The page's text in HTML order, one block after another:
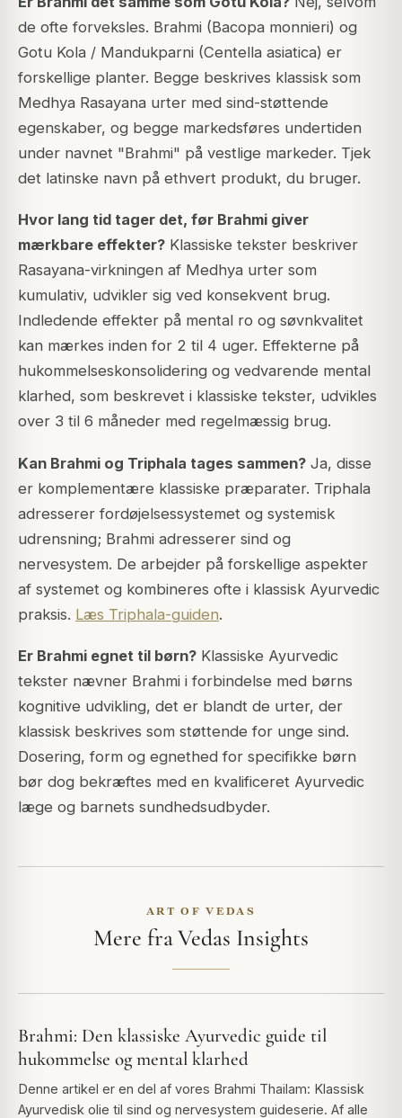
de ofte forveksles. Brahmi (Bacopa monnieri) og
Gotu Kola / Mandukparni (Centella asiatica) er
forskellige planter. Begge beskrives klassisk som
Medhya Rasayana urter med sind-støttende
egenskaber, og begge markedsføres undertiden
under navnet "Brahmi" på vestlige markeder. Tjek
det latinske navn på ethvert produkt, du bruger.
Hvor lang tid tager det, før Brahmi giver
mærkbare effekter? Klassiske tekster beskriver
Rasayana-virkningen af Medhya urter som
kumulativ, udvikler sig ved konsekvent brug.
Indledende effekter på mental ro og søvnkvalitet
kan mærkes inden for 2 til 4 uger. Effekterne på
hukommelseskonsolidering og vedvarende mental
klarhed, som beskrevet i klassiske tekster, udvikles
over 3 til 6 måneder med regelmæssig brug.
Kan Brahmi og Triphala tages sammen? Ja, disse
er komplementære klassiske præparater. Triphala
adresserer fordøjelsessystemet og systemisk
udrensning; Brahmi adresserer sind og
nervesystem. De arbejder på forskellige aspekter
af systemet og kombineres ofte i klassisk Ayurvedic
praksis. Læs Triphala-guiden.
Er Brahmi egnet til børn? Klassiske Ayurvedic
tekster nævner Brahmi i forbindelse med børns
kognitive udvikling, det er blandt de urter, der
klassisk beskrives som støttende for unge sind.
Dosering, form og egnethed for specifikke børn
bør dog bekræftes med en kvalificeret Ayurvedic
læge og barnets sundhedsudbyder.
ART OF VEDAS
Mere fra Vedas Insights
Brahmi: Den klassiske Ayurvedic guide til
hukommelse og mental klarhed
Denne artikel er en del af vores Brahmi Thailam: Klassisk
Ayurvedisk olie til sind og nervesystem guideserie. Af alle